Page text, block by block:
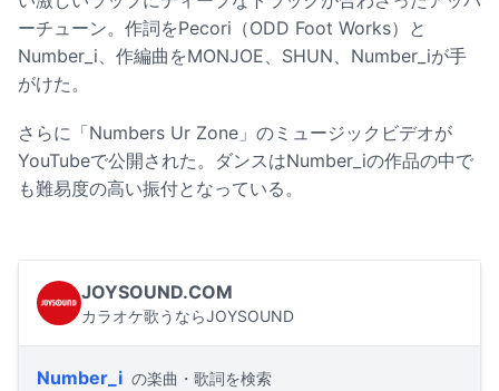
ーチューン。作詞をPecori（ODD Foot Works）と
Number_i、作編曲をMONJOE、SHUN、Number_iが手
がけた。
さらに「Numbers Ur Zone」のミュージックビデオが
YouTubeで公開された。ダンスはNumber_iの作品の中で
も難易度の高い振付となっている。
JOYSOUND.COM
カラオケ歌うならJOYSOUND
Number_i の楽曲・歌詞を検索